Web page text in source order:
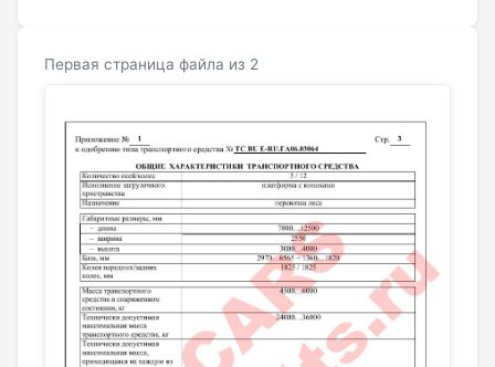
Первая страница файла из 2